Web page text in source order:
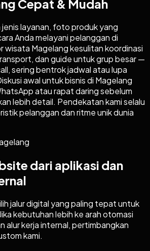
Cepat & Mudah
layanan, foto produk yang
Anda melayani pelanggan di
wisata Magelang kesulitan koordinasi
dan guide untuk grup besar —
sering bentrok jadwal atau lupa
awal untuk bisnis di Magelang
atau rapat daring sebelum
lebih detail. Pendekatan kami selalu
pelanggan dan ritme unik dunia
dari aplikasi dan
jalur digital yang paling tepat untuk
kebutuhan lebih ke arah otomasi
alur kerja internal, pertimbangkan
kami.